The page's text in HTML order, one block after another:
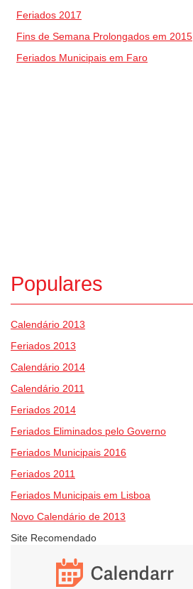
Feriados 2017
Fins de Semana Prolongados em 2015
Feriados Municipais em Faro
Populares
Calendário 2013
Feriados 2013
Calendário 2014
Calendário 2011
Feriados 2014
Feriados Eliminados pelo Governo
Feriados Municipais 2016
Feriados 2011
Feriados Municipais em Lisboa
Novo Calendário de 2013
Site Recomendado